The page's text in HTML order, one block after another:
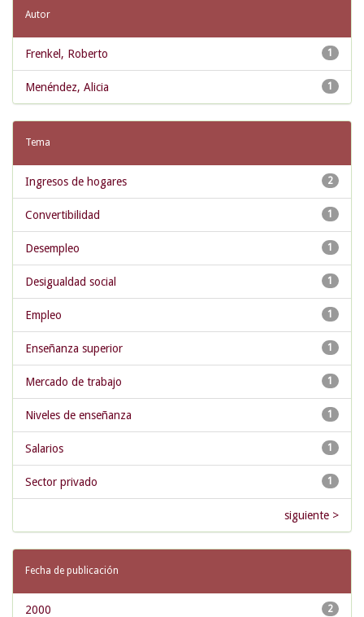
Autor
1
Frenkel, Roberto
1
Menéndez, Alicia
Tema
2
Ingresos de hogares
1
Convertibilidad
1
Desempleo
1
Desigualdad social
1
Empleo
1
Enseñanza superior
1
Mercado de trabajo
1
Niveles de enseñanza
1
Salarios
1
Sector privado
siguiente >
Fecha de publicación
2
2000